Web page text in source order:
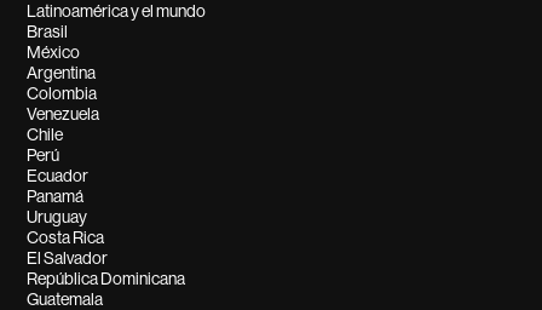
Latinoamérica y el mundo
Brasil
México
Argentina
Colombia
Venezuela
Chile
Perú
Ecuador
Panamá
Uruguay
Costa Rica
El Salvador
República Dominicana
Guatemala